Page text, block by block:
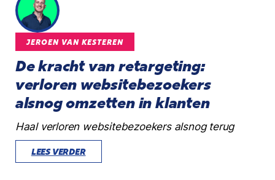
JEROEN VAN KESTEREN
De kracht van retargeting:
verloren websitebezoekers
alsnog omzetten in klanten
Haal verloren websitebezoekers alsnog terug
LEES VERDER